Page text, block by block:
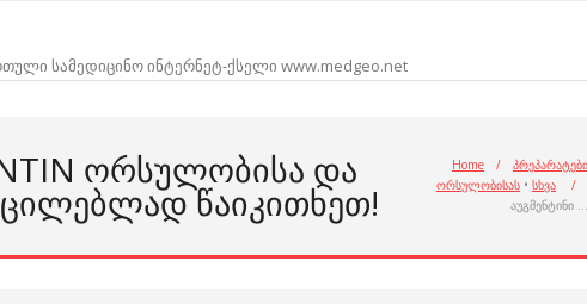
სამედიცინო ინტერნეტ-ქსელი www.medgeo.net
ᲝᲠᲡᲣᲚᲝᲑᲘᲡᲐ ᲓᲐ
ᲬᲐᲘᲙᲘᲗᲮᲔᲗ!
Home /
პრეპარატები
ორსულობისას • სხვა
/
აუგმენტინი …